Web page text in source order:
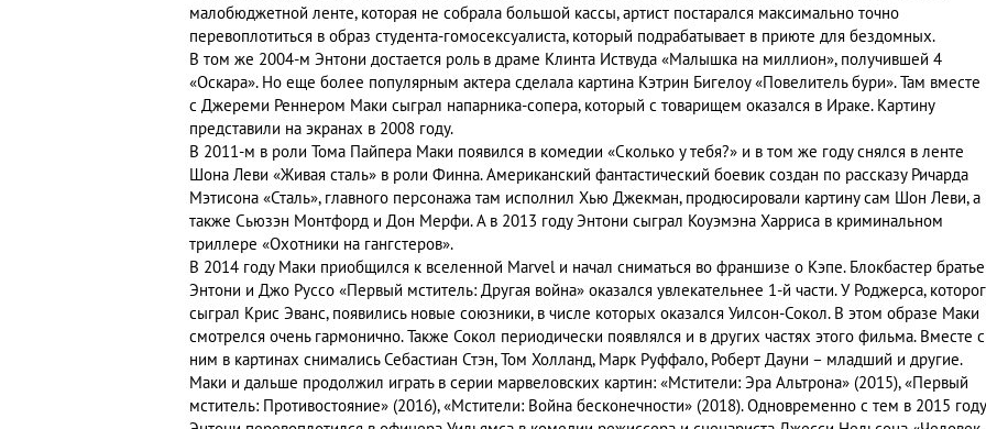
малобюджетной ленте, которая не собрала большой кассы, артист постарался максимально точно
перевоплотиться в образ студента-гомосексуалиста, который подрабатывает в приюте для бездомных.
В том же 2004-м Энтони достается роль в драме Клинта Иствуда «Малышка на миллион», получившей 4
«Оскара». Но еще более популярным актера сделала картина Кэтрин Бигелоу «Повелитель бури». Там вместе
с Джереми Реннером Маки сыграл напарника-сопера, который с товарищем оказался в Ираке. Картину
представили на экранах в 2008 году.
В 2011-м в роли Тома Пайпера Маки появился в комедии «Сколько у тебя?» и в том же году снялся в ленте
Шона Леви «Живая сталь» в роли Финна. Американский фантастический боевик создан по рассказу Ричарда
Мэтисона «Сталь», главного персонажа там исполнил Хью Джекман, продюсировали картину сам Шон Леви, а
также Сьюзэн Монтфорд и Дон Мерфи. А в 2013 году Энтони сыграл Коуэмэна Харриса в криминальном
триллере «Охотники на гангстеров».
В 2014 году Маки приобщился к вселенной Marvel и начал сниматься во франшизе о Кэпе. Блокбастер
Энтони и Джо Руссо «Первый мститель: Другая война» оказался увлекательнее 1-й части. У Роджерса,
сыграл Крис Эванс, появились новые союзники, в числе которых оказался Уилсон-Сокол. В этом образе Маки
смотрелся очень гармонично. Также Сокол периодически появлялся и в других частях этого фильма. Вместе с
ним в картинах снимались Себастиан Стэн, Том Холланд, Марк Руффало, Роберт Дауни – младший и другие.
Маки и дальше продолжил играть в серии марвеловских картин: «Мстители: Эра Альтрона» (2015), «Первый
мститель: Противостояние» (2016), «Мстители: Война бесконечности» (2018). Одновременно с тем в 2015 году